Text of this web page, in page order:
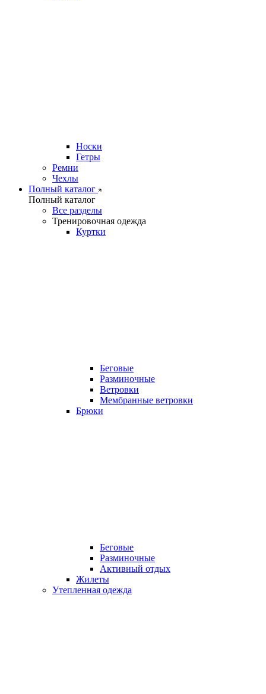
Носки
Гетры
Ремни
Чехлы
Полный каталог
Полный каталог
Все разделы
Тренировочная одежда
Куртки
Беговые
Разминочные
Ветровки
Мембранные ветровки
Брюки
Беговые
Разминочные
Активный отдых
Жилеты
Утепленная одежда